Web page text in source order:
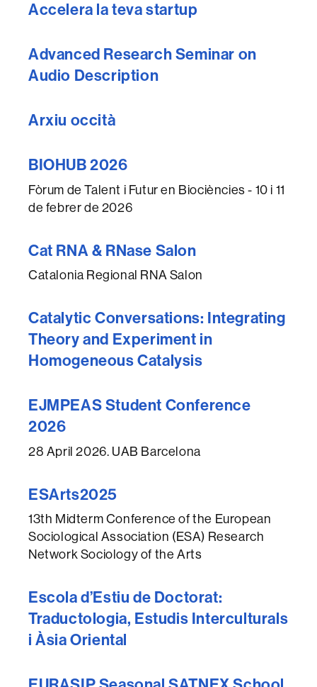
Accelera la teva startup
Advanced Research Seminar on
Audio Description
Arxiu occità
BIOHUB 2026
Fòrum de Talent i Futur en Biociències - 10 i 11
de febrer de 2026
Cat RNA & RNase Salon
Catalonia Regional RNA Salon
Catalytic Conversations: Integrating
Theory and Experiment in
Homogeneous Catalysis
EJMPEAS Student Conference
2026
28 April 2026. UAB Barcelona
ESArts2025
13th Midterm Conference of the European
Sociological Association (ESA) Research
Network Sociology of the Arts
Escola d’Estiu de Doctorat:
Traductologia, Estudis Interculturals
i Àsia Oriental